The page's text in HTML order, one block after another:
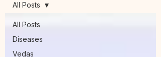
All Posts
Diseases
Vedas
All Posts